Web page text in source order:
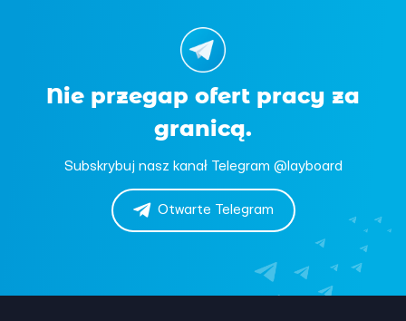
Nie przegap ofert pracy za
granicą.
Subskrybuj nasz kanał Telegram @layboard
Otwarte Telegram